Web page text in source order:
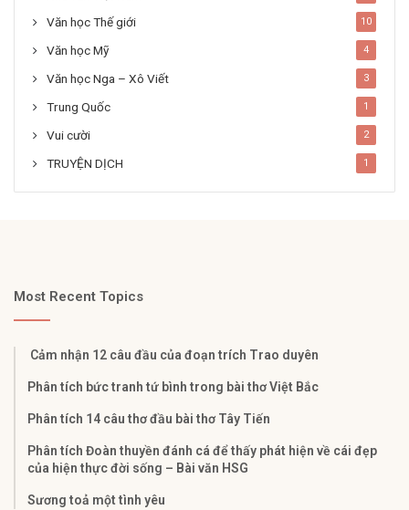
Văn học Thế giới 10
Văn học Mỹ 4
Văn học Nga – Xô Viết 3
Trung Quốc 1
Vui cười 2
TRUYỆN DỊCH 1
Most Recent Topics
Cảm nhận 12 câu đầu của đoạn trích Trao duyên
Phân tích bức tranh tứ bình trong bài thơ Việt Bắc
Phân tích 14 câu thơ đầu bài thơ Tây Tiến
Phân tích Đoàn thuyền đánh cá để thấy phát hiện về cái đẹp
của hiện thực đời sống – Bài văn HSG
Sương toả một tình yêu